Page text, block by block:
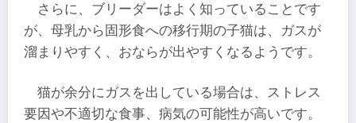
さらに、ブリーダーはよく知っていることです
が、母乳から固形食への移行期の子猫は、ガスが
溜まりやすく、おならが出やすくなるようです。
猫が余分にガスを出している場合は、ストレス
要因や不適切な食事、病気の可能性が高いです。